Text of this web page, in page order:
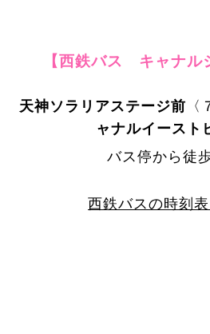
【西鉄バス キャナル
天神ソラリアステージ前
ャナルイースト
バス停から徒
西鉄バスの時刻